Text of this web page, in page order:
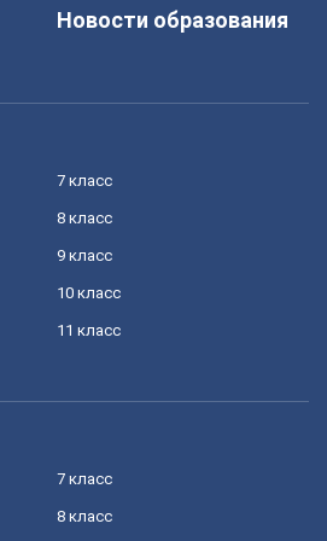
Новости образования
7 класс
8 класс
9 класс
10 класс
11 класс
7 класс
8 класс